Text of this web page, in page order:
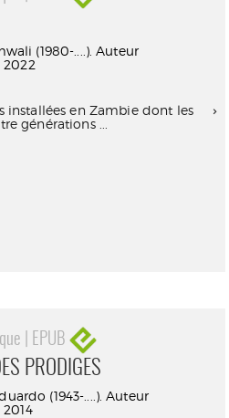
(1980-....). Auteur
2022
installées en Zambie dont les
générations ...
| EPUB
PRODIGES
(1943-....). Auteur